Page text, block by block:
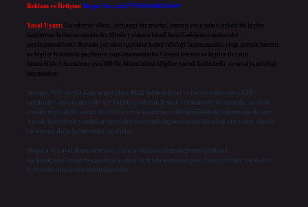
Reklam ve İletişim:Skype: live:.cid.575569c608265c69
Yasal Uyarı: Bu internet sitesi, herhangi bir marka, kurum veya şahıs şirketi ile hiçbir
bağlantısı bulunmamaktadır. Sitede yalnızca kendi hazırladığımız makaleler
paylaşılmaktadır. Burada yer alan içerikler haber niteliği taşımamakta olup, gerçek kurum
ve kişiler hakkında paylaşım yapılmamaktadır. Gerçek kurum ve kişiler ile isim
benzerlikleri tamamen tesadüfidir. Sitemizdeki bilgiler taslak halindedir ve tavsiye niteliği
taşımazlar.
Sitemiz, 5651 Sayılı Kanun gereğince Bilgi Teknolojileri ve İletişim Kurumu (BTK)
tarafından onaylanmış bir Yer Sağlayıcı olarak hizmet vermektedir. Bu nedenle, sitedeki
içerikleri proaktif olarak denetleme veya araştırma yükümlülüğümüz bulunmamaktadır.
Ancak, üyelerimiz yazdıkları içeriklerin sorumluluğunu taşımakta olup, siteye üye olarak
bu sorumluluğu kabul etmiş sayılırlar.
Hukuka ve yasal düzenlemelere aykırı olduğunu düşündüğünüz içerikleri,
backlinkpanelicomtr@gmail.com adresine bildirmeniz halinde, ilgili içerikler yasal süre
içerisinde sitemizden kaldırılacaktır.